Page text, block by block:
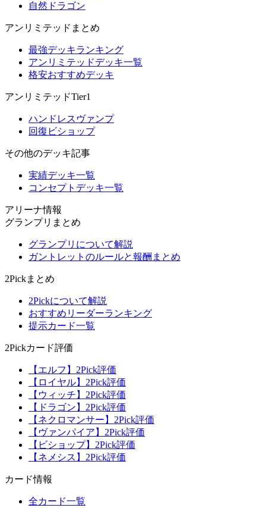
自然ドラゴン
アンリミテッドまとめ
最強デッキランキング
アンリミテッドデッキ一覧
格安おすすめデッキ
アンリミテッドTier1
ハンドレスヴァンプ
回復ビショップ
その他のデッキ記事
実績デッキ一覧
コンセプトデッキ一覧
アリーナ情報
グランプリまとめ
グランプリについて解説
ガントレットのルールと報酬まとめ
2Pickまとめ
2Pickについて解説
おすすめリーダーランキング
提示カード一覧
2Pickカード評価
【エルフ】2Pick評価
【ロイヤル】2Pick評価
【ウィッチ】2Pick評価
【ドラゴン】2Pick評価
【ネクロマンサー】2Pick評価
【ヴァンパイア】2Pick評価
【ビショップ】2Pick評価
【ネメシス】2Pick評価
カード情報
全カード一覧